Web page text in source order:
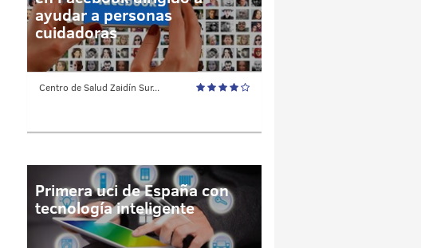
ayudar a personas
cuidadoras
Centro de Salud Zaidín Sur...
Primera uci de España con
tecnología inteligente